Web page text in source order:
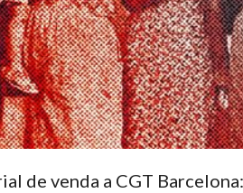
de venda a CGT